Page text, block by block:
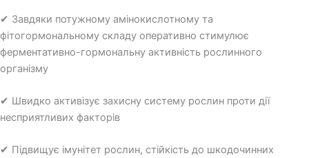
✔ Завдяки потужному амінокислотному та
фітогормональному складу оперативно стимулює
ферментативно-гормональну активність рослинного
організму
✔ Швидко активізує захисну систему рослин проти дії
несприятливих факторів
✔ Підвищує імунітет рослин, стійкість до шкодочинних